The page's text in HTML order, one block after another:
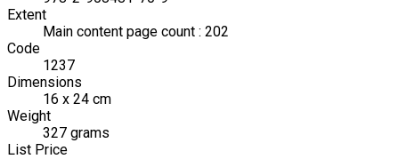
Extent
Main content page count : 202
Code
1237
Dimensions
16 x 24 cm
Weight
327 grams
List Price